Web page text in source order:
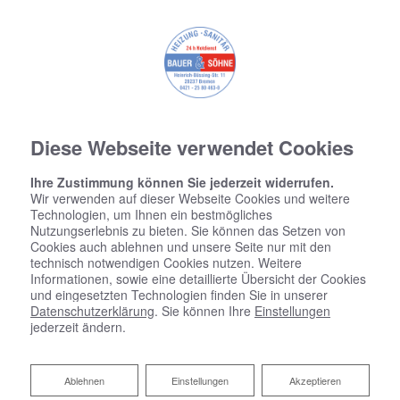
Fresh-up für Ihr Bad von Bauer &
Söhne GmbH
Diese Webseite verwendet Cookies
Ihre Zustimmung können Sie jederzeit widerrufen.
Wir verwenden auf dieser Webseite Cookies und weitere
Technologien, um Ihnen ein bestmögliches
Nutzungserlebnis zu bieten. Sie können das Setzen von
Cookies auch ablehnen und unsere Seite nur mit den
technisch notwendigen Cookies nutzen. Weitere
Informationen, sowie eine detaillierte Übersicht der Cookies
und eingesetzten Technologien finden Sie in unserer
Datenschutzerklärung. Sie können Ihre Einstellungen
jederzeit ändern.
Akzeptieren
Einstellungen
Ablehnen
Ablehnen